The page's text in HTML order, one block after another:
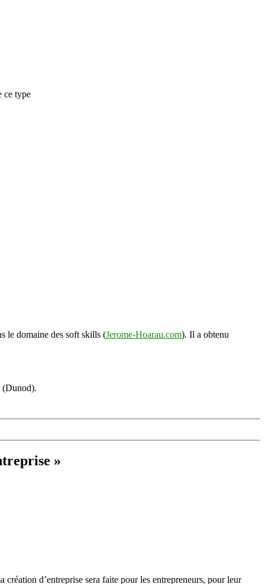
ce type
le domaine des soft skills (Jerome-Hoarau.com). Il a obtenu
(Dunod).
»
création d’entreprise sera faite pour les entrepreneurs, pour leur